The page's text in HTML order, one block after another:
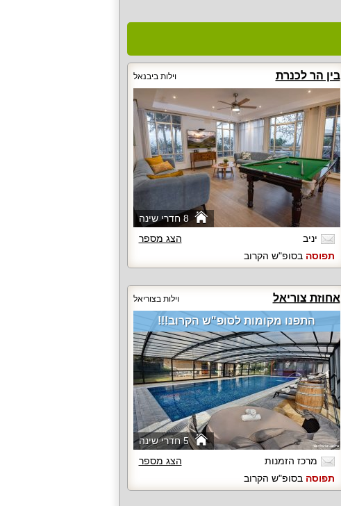
בין הר לכנרת וילות ביבנאל
8 חדרי שינה
יניב
הצג מספר
תפוסה בסופ"ש הקרוב
אחוזת צוריאל וילות בצוריאל
5 חדרי שינה
התפנו מקומות לסופ"ש הקרוב!!!
מרכז הזמנות
הצג מספר
תפוסה בסופ"ש הקרוב